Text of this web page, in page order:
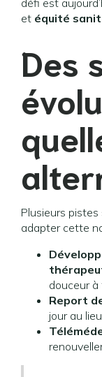
défi est
et équité
Des
Plusieurs
adapter cette
douceur
Report
jour au